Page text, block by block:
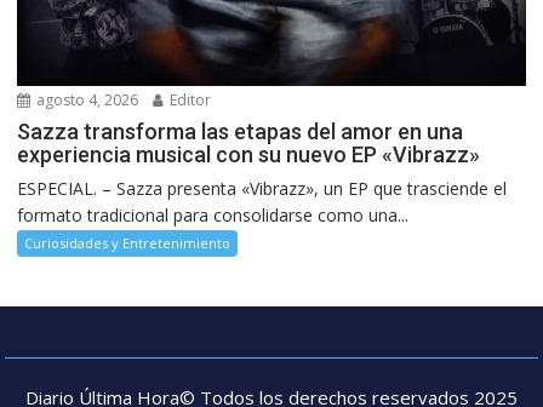
agosto 4, 2026 Editor
Sazza transforma las etapas del amor en una
experiencia musical con su nuevo EP «Vibrazz»
ESPECIAL. – Sazza presenta «Vibrazz», un EP que trasciende el
formato tradicional para consolidarse como una...
Curiosidades y Entretenimiento
Diario Última Hora© Todos los derechos reservados 2025